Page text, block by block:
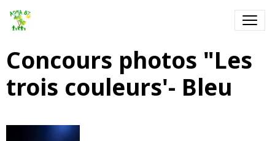
Concours photos "Les
trois couleurs'- Bleu